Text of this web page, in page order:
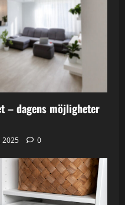
– dagens möjligheter
2025 0